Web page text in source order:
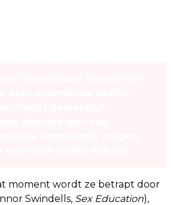
moment wordt ze betrapt door
Swindells, Sex Education),